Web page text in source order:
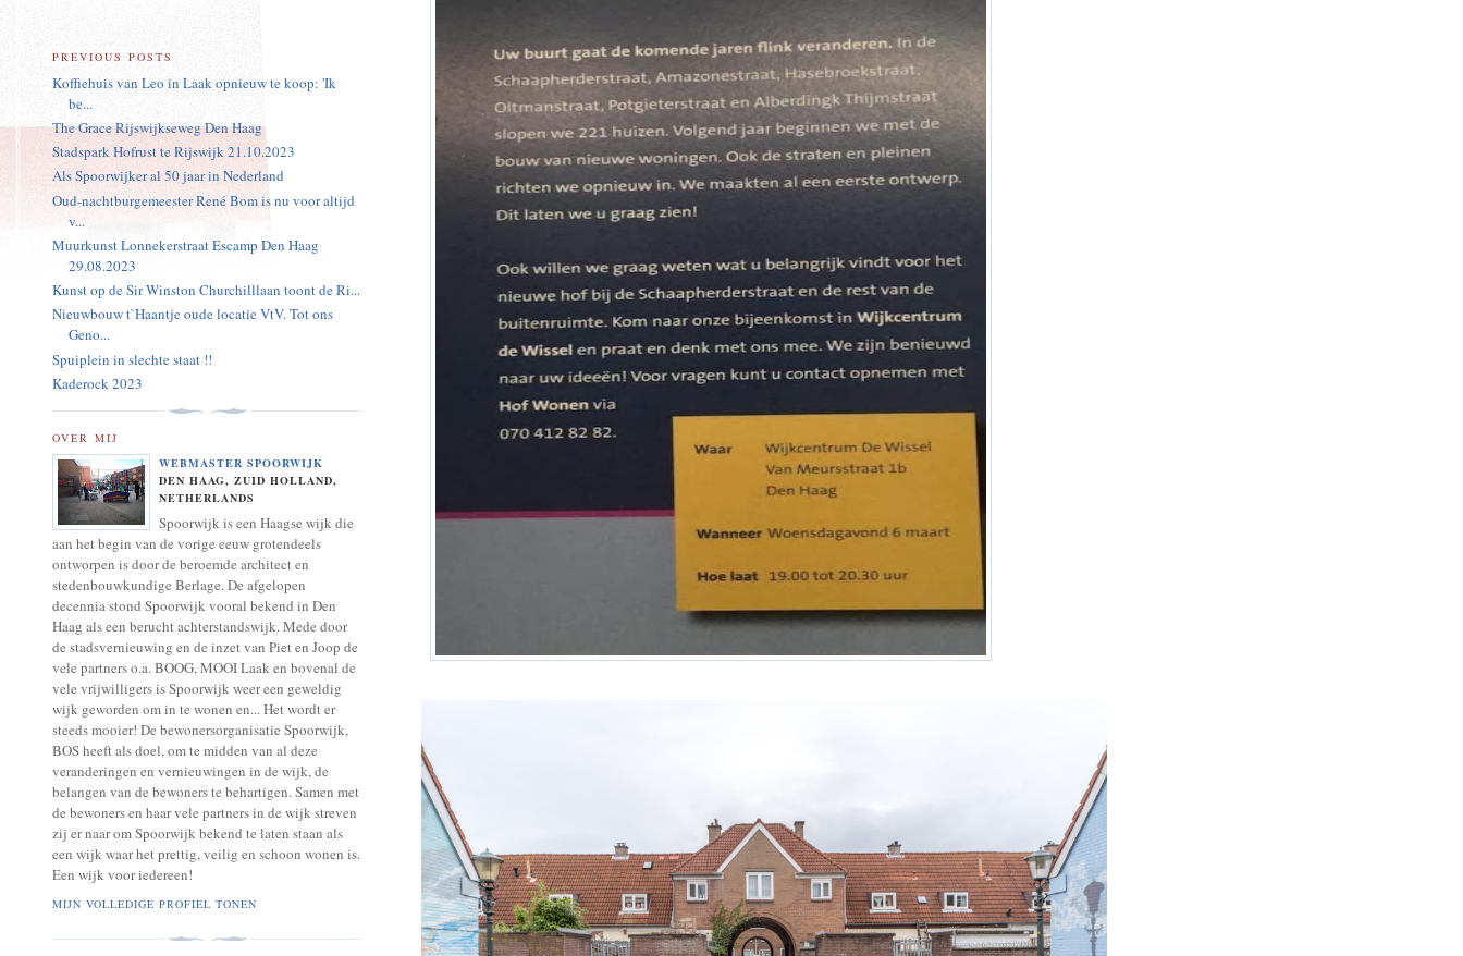
PREVIOUS POSTS
Koffiehuis van Leo in Laak opnieuw te koop: 'Ik
be...
The Grace Rijswijkseweg Den Haag
Stadspark Hofrust te Rijswijk 21.10.2023
Als Spoorwijker al 50 jaar in Nederland
Oud-nachtburgemeester René Bom is nu voor altijd
v...
Muurkunst Lonnekerstraat Escamp Den Haag
29.08.2023
Kunst op de Sir Winston Churchilllaan toont de Ri...
Nieuwbouw t`Haantje oude locatie VtV. Tot ons
Geno...
Spuiplein in slechte staat !!
Kaderock 2023
OVER MIJ
WEBMASTER SPOORWIJK
DEN HAAG, ZUID HOLLAND,
NETHERLANDS
Spoorwijk is een Haagse wijk die
aan het begin van de vorige eeuw grotendeels
ontworpen is door de beroemde architect en
stedenbouwkundige Berlage. De afgelopen
decennia stond Spoorwijk vooral bekend in Den
Haag als een berucht achterstandswijk. Mede door
de stadsvernieuwing en de inzet van Piet en Joop de
vele partners o.a. BOOG, MOOI Laak en bovenal de
vele vrijwilligers is Spoorwijk weer een geweldig
wijk geworden om in te wonen en... Het wordt er
steeds mooier! De bewonersorganisatie Spoorwijk,
BOS heeft als doel, om te midden van al deze
veranderingen en vernieuwingen in de wijk, de
belangen van de bewoners te behartigen. Samen met
de bewoners en haar vele partners in de wijk streven
zij er naar om Spoorwijk bekend te laten staan als
een wijk waar het prettig, veilig en schoon wonen is.
Een wijk voor iedereen!
MIJN VOLLEDIGE PROFIEL TONEN